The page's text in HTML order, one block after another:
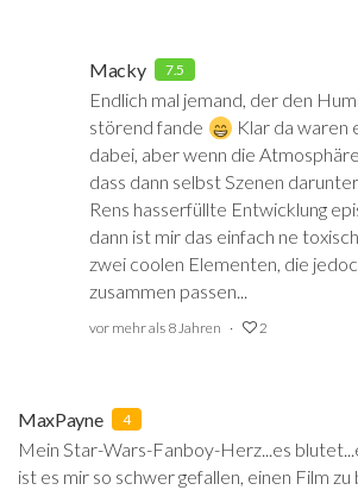
Macky 7.5
Endlich mal jemand, der den
störend fande
Klar da waren
dabei, aber wenn die
dass dann selbst Szenen
Rens hasserfüllte Entwicklung
dann ist mir das einfach ne
zwei coolen Elementen, die
zusammen passen...
vor mehr als 8 Jahren 2
MaxPayne 4
Mein Star-Wars-Fanboy-Herz...es
ist es mir so schwer gefallen, einen Film